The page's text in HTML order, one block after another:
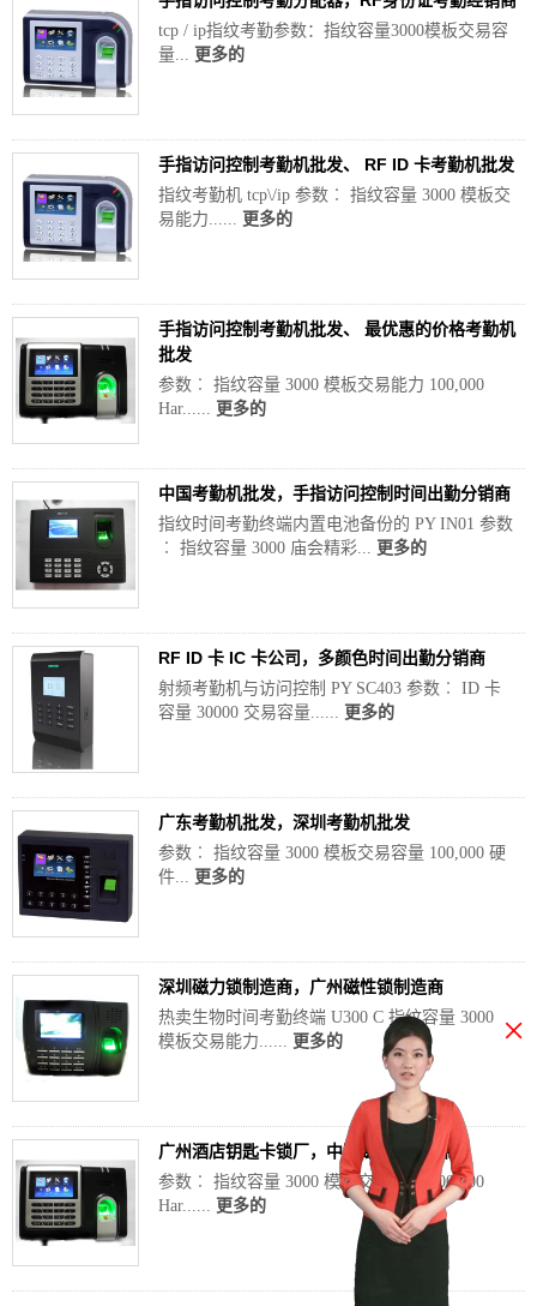
tcp / ip指纹考勤参数：指纹容量3000模板交易容
量... 更多的
手指访问控制考勤机批发、 RF ID 卡考勤机批发
指纹考勤机 tcp\/ip 参数︰ 指纹容量 3000 模板交
易能力...... 更多的
手指访问控制考勤机批发、 最优惠的价格考勤机
批发
参数︰ 指纹容量 3000 模板交易能力 100,000
Har...... 更多的
中国考勤机批发，手指访问控制时间出勤分销商
指纹时间考勤终端内置电池备份的 PY IN01 参数
︰ 指纹容量 3000 庙会精彩... 更多的
RF ID 卡 IC 卡公司，多颜色时间出勤分销商
射频考勤机与访问控制 PY SC403 参数︰ ID 卡
容量 30000 交易容量...... 更多的
广东考勤机批发，深圳考勤机批发
参数︰ 指纹容量 3000 模板交易容量 100,000 硬
件... 更多的
深圳磁力锁制造商，广州磁性锁制造商
热卖生物时间考勤终端 U300 C 指纹容量 3000
模板交易能力...... 更多的
广州酒店钥匙卡锁厂，中国磁性锁制造商
参数︰ 指纹容量 3000 模板交易能力 100,000
Har...... 更多的
×